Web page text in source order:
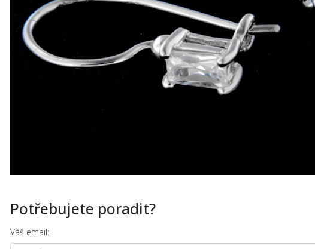
Potřebujete poradit?
Váš email: